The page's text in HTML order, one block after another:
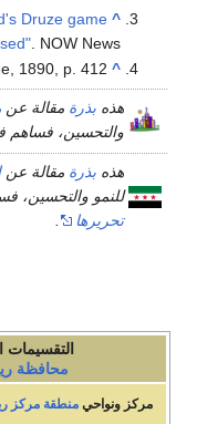
^
Druze game
. NOW News.
^
1890, p. 412.
هذه بذرة مقالة عن
والتحسين، فساهم
هذه بذرة مقالة عن
للنمو والتحسين،
تحريرها
التقسيمات
محافظة
مركز ونواحيمنطقة مركز